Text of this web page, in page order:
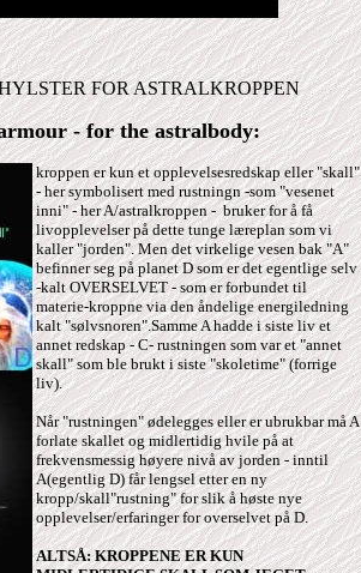
FOR ASTRALKROPPEN
- for the astralbody:
kroppen er kun et opplevelsesredskap eller "skall"
- her symbolisert med rustningn -som "vesenet
inni" - her A/astralkroppen - bruker for å få
livopplevelser på dette tunge læreplan som vi
kaller "jorden". Men det virkelige vesen bak "A"
befinner seg på planet D som er det egentlige selv
-kalt OVERSELVET - som er forbundet til
materie-kroppne via den åndelige energiledning
kalt "sølvsnoren".Samme A hadde i siste liv et
annet redskap - C- rustningen som var et "annet
skall" som ble brukt i siste "skoletime" (forrige
liv).
Når "rustningen" ødelegges eller er ubrukbar må A
forlate skallet og midlertidig hvile på at
frekvensmessig høyere nivå av jorden - inntil
A(egentlig D) får lengsel etter en ny
kropp/skall"rustning" for slik å høste nye
opplevelser/erfaringer for overselvet på D.
ALTSÅ: KROPPENE ER KUN